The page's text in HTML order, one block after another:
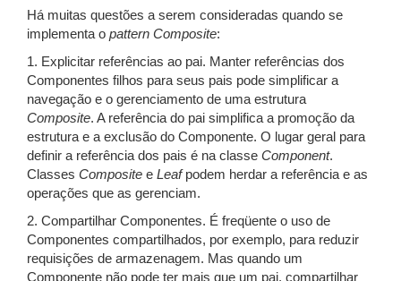
Há muitas questões a serem consideradas quando se
implementa o pattern Composite:
1. Explicitar referências ao pai. Manter referências dos
Componentes filhos para seus pais pode simplificar a
navegação e o gerenciamento de uma estrutura
Composite. A referência do pai simplifica a promoção da
estrutura e a exclusão do Componente. O lugar geral para
definir a referência dos pais é na classe Component.
Classes Composite e Leafpodem herdar a referência e as
operações que as gerenciam.
2. Compartilhar Componentes. É freqüente o uso de
Componentes compartilhados, por exemplo, para reduzir
requisições de armazenagem. Mas quando um
Componente não pode ter mais que um pai, compartilhar